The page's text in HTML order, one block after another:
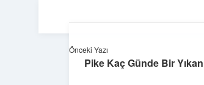
Önceki Yazı
Pike Kaç Günde Bir